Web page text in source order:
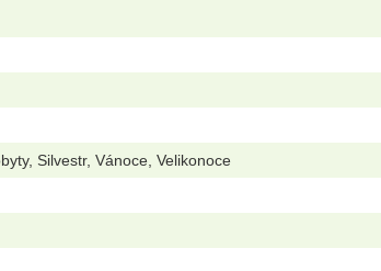
Silvestr, Vánoce, Velikonoce